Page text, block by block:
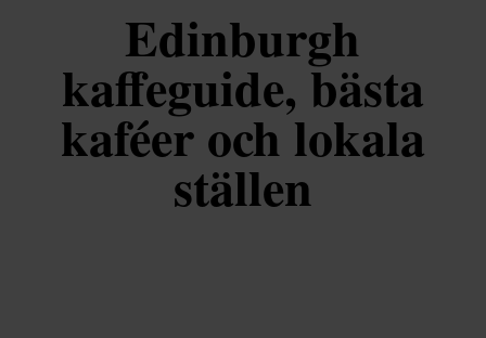
Edinburgh
kaffeguide, bästa
kaféer och lokala
ställen